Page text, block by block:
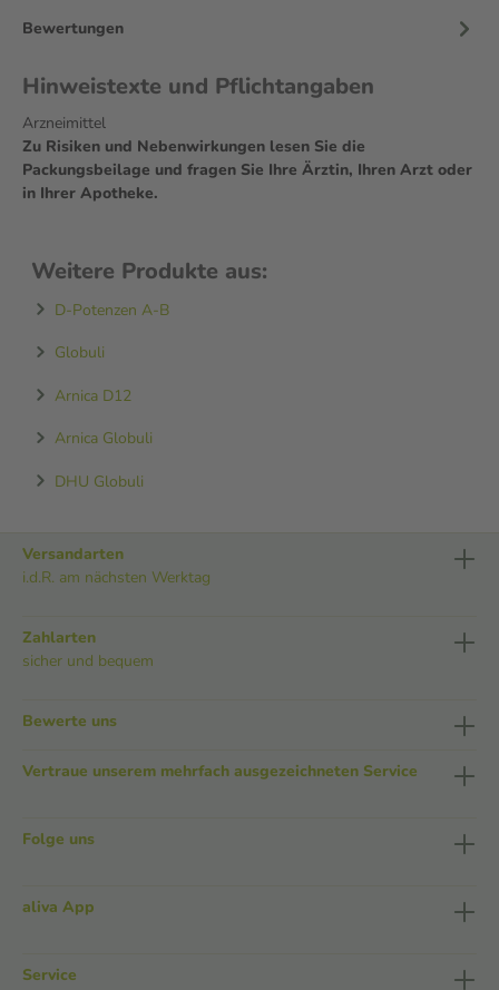
Bewertungen
Hinweistexte und Pflichtangaben
Arzneimittel
Zu Risiken und Nebenwirkungen lesen Sie die
Packungsbeilage und fragen Sie Ihre Ärztin, Ihren Arzt oder
in Ihrer Apotheke.
Weitere Produkte aus:
D-Potenzen A-B
Globuli
Arnica D12
Arnica Globuli
DHU Globuli
Versandarten
i.d.R. am nächsten Werktag
Zahlarten
sicher und bequem
Bewerte uns
Vertraue unserem mehrfach ausgezeichneten Service
Folge uns
aliva App
Service